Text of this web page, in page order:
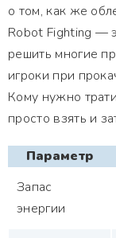
о том, как же
Robot Fighting —
решить многие
игроки при
Кому нужно
просто взять и
Параметр
Запас
энергии